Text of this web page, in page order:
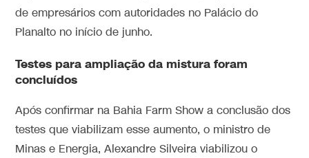
de empresários com autoridades no Palácio do
Planalto no início de junho.
Testes para ampliação da mistura foram
concluídos
Após confirmar na Bahia Farm Show a conclusão dos
testes que viabilizam esse aumento, o ministro de
Minas e Energia,Alexandre Silveira viabilizou o